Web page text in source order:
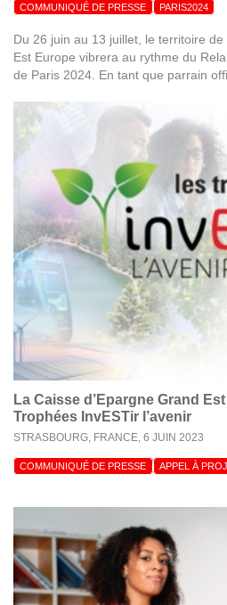
COMMUNIQUÉ DE PRESSE PARIS2024
Du 26 juin au 13 juillet, le territoire de
Est Europe vibrera au rythme du
de Paris 2024. En tant que parrain
La Caisse d’Epargne Grand
Trophées InvESTir l’avenir
STRASBOURG, FRANCE, 6 JUIN 2023
COMMUNIQUÉ DE PRESSE APPEL À